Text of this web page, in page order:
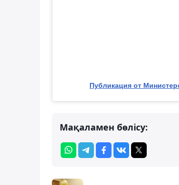
Публикация от
Мақаламен бөлісу: